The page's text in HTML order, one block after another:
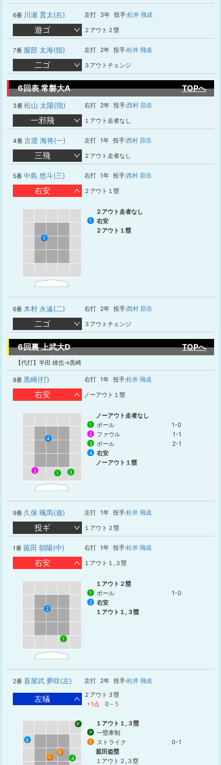
6番 川瀬 貫太(右) 左打 3年 投手:松井 飛成
遊ゴ ２アウト２塁
7番 服部 太海(指) 左打 2年 投手:松井 飛成
二ゴ ３アウトチェンジ
6回表 常磐大A TOPへ
3番 松山 太陽(指) 右打 2年 投手:西村 昴浩
一邪飛 １アウト走者なし
4番 古渡 海将(一) 左打 1年 投手:西村 昴浩
三飛 ２アウト走者なし
5番 中島 悠斗(三) 右打 1年 投手:西村 昴浩
右安 ２アウト１塁
1
２アウト走者なし
1
右安
２アウト１塁
6番 木村 永遠(二) 右打 2年 投手:西村 昴浩
二ゴ ３アウトチェンジ
6回裏 上武大D TOPへ
【代打】半田 雄也→黒崎
8番 黒崎(打) 右打 1年 投手:松井 飛成
右安 ノーアウト１塁
1
2 3
4
ノーアウト走者なし
1 ボール 1-0
2 ファウル 1-1
3 ボール 2-1
4
右安
ノーアウト１塁
9番 久保 颯馬(遊) 左打 1年 投手:松井 飛成
投ギ １アウト２塁
1番 菰田 朝陽(中) 右打 1年 投手:松井 飛成
右安 １アウト１,３塁
1
2
１アウト２塁
1 ボール 1-0
2
右安
１アウト１,３塁
2番 喜屋武 夢咲(左) 左打 2年 投手:松井 飛成
左犠
２アウト３塁
+1点
0 - 5
P
1
3
4
6
１アウト１,３塁
P 一塁牽制
1 ストライク
0-1
菰田盗塁
１アウト２,３塁